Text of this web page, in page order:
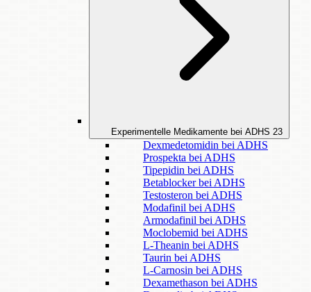
Experimentelle Medikamente bei ADHS 23
Dexmedetomidin bei ADHS
Prospekta bei ADHS
Tipepidin bei ADHS
Betablocker bei ADHS
Testosteron bei ADHS
Modafinil bei ADHS
Armodafinil bei ADHS
Moclobemid bei ADHS
L-Theanin bei ADHS
Taurin bei ADHS
L-Carnosin bei ADHS
Dexamethason bei ADHS